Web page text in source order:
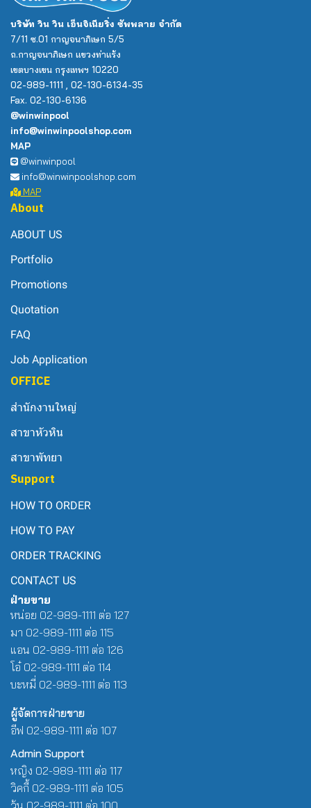
บริษัท วิน วิน เอ็นจิเนียริ่ง ซัพพลาย จำกัด
7/11 ซ.01 กาญจนาภิเษก 5/5
ถ.กาญจนาภิเษก แขวงท่าแร้ง
เขตบางเขน กรุงเทพฯ 10220
02-989-1111 , 02-130-6134-35
Fax. 02-130-6136
@winwinpool
info@winwinpoolshop.com
MAP
@winwinpool
info@winwinpoolshop.com
MAP
About
ABOUT US
Portfolio
Promotions
Quotation
FAQ
Job Application
OFFICE
สำนักงานใหญ่
สาขาหัวหิน
สาขาพัทยา
Support
HOW TO ORDER
HOW TO PAY
ORDER TRACKING
CONTACT US
ฝ่ายขาย
หน่อย 02-989-1111 ต่อ 127
มา 02-989-1111 ต่อ 115
แอน 02-989-1111 ต่อ 126
โอ๋ 02-989-1111 ต่อ 114
บะหมี่ 02-989-1111 ต่อ 113
ผู้จัดการฝ่ายขาย
อีฟ 02-989-1111 ต่อ 107
Admin Support
หญิง 02-989-1111 ต่อ 117
วิคกี้ 02-989-1111 ต่อ 105